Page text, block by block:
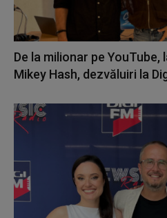
De la milionar pe
Mikey Hash, dezvăluiri la